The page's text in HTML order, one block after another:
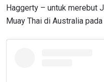
Haggerty – untuk merebut
Muay Thai di Australia